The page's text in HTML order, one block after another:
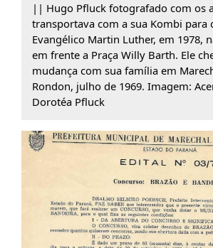
|| Hugo Pfluck fotografado com os
transportava com a sua Kombi para
Evangélico Martin Luther, em 1978,
em frente a Praça Willy Barth. Ele
mudança com sua família em
Rondon, julho de 1969. Imagem:
Dorotéa Pfluck